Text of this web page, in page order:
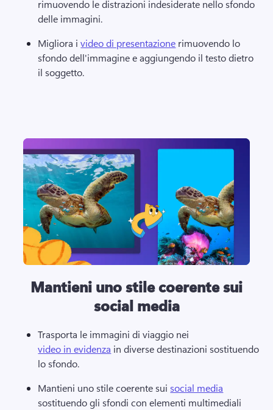
rimuovendo le distrazioni indesiderate nello sfondo
delle immagini.
Migliora i video di presentazione rimuovendo lo
sfondo dell'immagine e aggiungendo il testo dietro
il soggetto.
Mantieni uno stile coerente sui
social media
Trasporta le immagini di viaggio nei
video in evidenza in diverse destinazioni sostituendo
lo sfondo.
Mantieni uno stile coerente sui social media
sostituendo gli sfondi con elementi multimediali